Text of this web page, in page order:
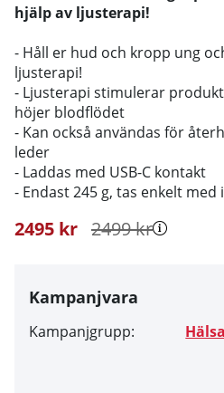
hjälp av ljusterapi!
- Håll er hud och kropp ung
ljusterapi!
- Ljusterapi stimulerar
höjer blodflödet
- Kan också användas för
leder
- Laddas med USB-C kontakt
- Endast 245 g, tas enkelt med
2499kr
2495 kr
Kampanjvara
Kampanjgrupp: Hälsa